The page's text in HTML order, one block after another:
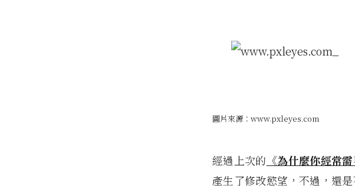
圖片來源：www.pxleyes.com
經過上次的 《為什麼你經常
產生了修改慾望，不過，還